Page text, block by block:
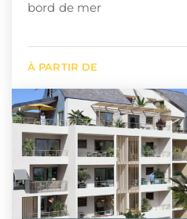
bord de mer
À PARTIR DE